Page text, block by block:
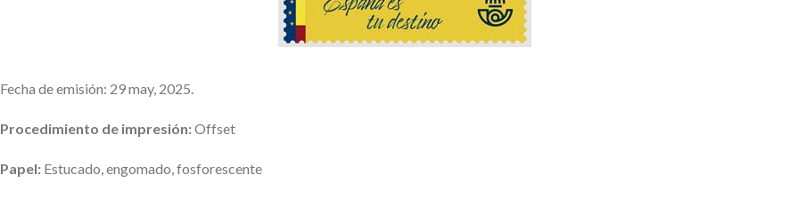
Fecha de emisión: 29 may, 2025.
Procedimiento de impresión:Offset
Papel: Estucado, engomado, fosforescente